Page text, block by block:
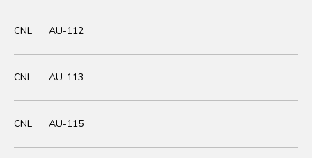
CNL AU-112
CNL AU-113
CNL AU-115